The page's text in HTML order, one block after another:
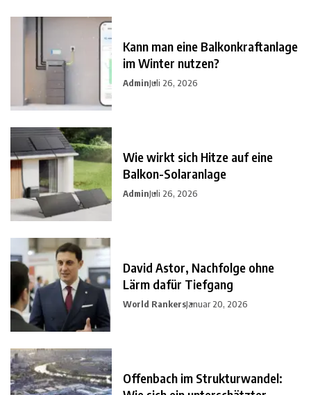
Kann man eine Balkonkraftanlage
im Winter nutzen?
AdminJuli 26, 2026
Wie wirkt sich Hitze auf eine
Balkon-Solaranlage
AdminJuli 26, 2026
David Astor, Nachfolge ohne
Lärm dafür Tiefgang
World RankersJanuar 20, 2026
Offenbach im Strukturwandel: